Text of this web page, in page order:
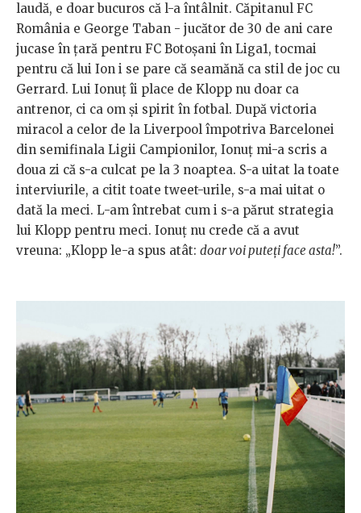
laudă, e doar bucuros că l-a întâlnit. Căpitanul FC
România e George Taban - jucător de 30 de ani care
jucase în țară pentru FC Botoșani în Liga1, tocmai
pentru că lui Ion i se pare că seamănă ca stil de joc cu
Gerrard. Lui Ionuț îi place de Klopp nu doar ca
antrenor, ci ca om și spirit în fotbal. După victoria
miracol a celor de la Liverpool împotriva Barcelonei
din semifinala Ligii Campionilor, Ionuț mi-a scris a
doua zi că s-a culcat pe la 3 noaptea. S-a uitat la toate
interviurile, a citit toate tweet-urile, s-a mai uitat o
dată la meci. L-am întrebat cum i s-a părut strategia
lui Klopp pentru meci. Ionuț nu crede că a avut
vreuna: „Klopp le-a spus atât: doar voi puteți face asta!”.